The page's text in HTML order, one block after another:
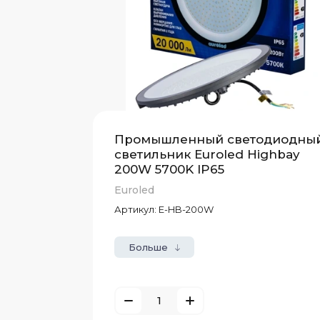
Промышленный
светильник Euroled Highbay
200W 5700K IP65
Euroled
Артикул: E-HB-200W
Больше